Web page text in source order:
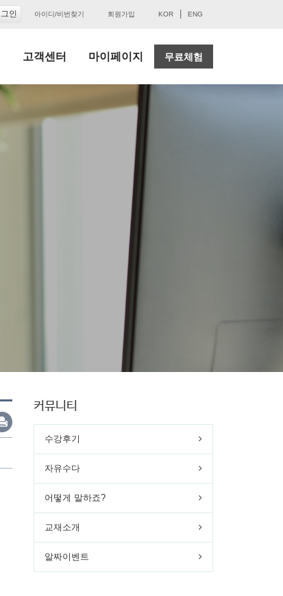
아이디/비번찾기 회원가입 KOR ENG
고객센터 마이페이지 무료체험
커뮤니티
수강후기
자유수다
어떻게 말하죠?
교재소개
알짜이벤트